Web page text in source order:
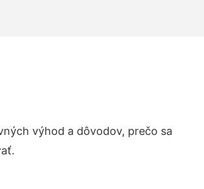
výhod a dôvodov, prečo sa